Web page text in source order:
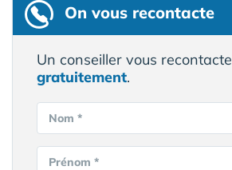
On vous recontacte
Un conseiller vous recontacte
gratuitement.
Nom *
Prénom *